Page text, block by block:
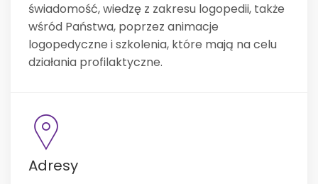
świadomość, wiedzę z zakresu logopedii, także
wśród Państwa, poprzez animacje
logopedyczne i szkolenia, które mają na celu
działania profilaktyczne.
Adresy